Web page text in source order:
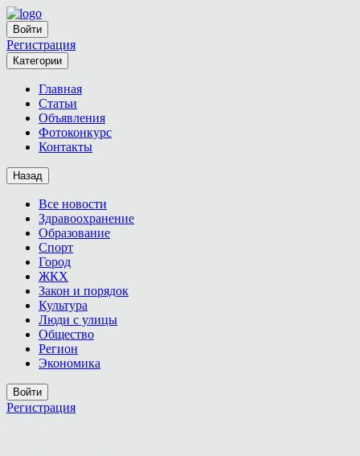
Войти
Регистрация
Категории
Главная
Статьи
Объявления
Фотоконкурс
Контакты
Назад
Все новости
Здравоохранение
Образование
Спорт
Город
ЖКХ
Закон и порядок
Культура
Люди с улицы
Общество
Регион
Экономика
Войти
Регистрация